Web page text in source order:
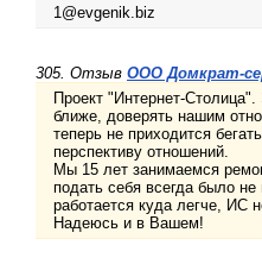
1@evgenik.biz
305. Отзыв ООО Домкрат-
Проект "Интернет-
ближе, доверять нашим
теперь не приходится
перспективу отношений.
Мы 15 лет занимаемся
подать себя всегда было
работается куда легче, ИС
Надеюсь и в Вашем!